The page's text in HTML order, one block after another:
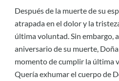
Después de la muerte de su
atrapada en el dolor y la
última voluntad. Sin embargo,
aniversario de su muerte,
momento de cumplir la última
Quería exhumar el cuerpo de